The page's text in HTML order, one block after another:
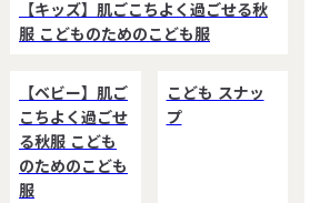
【キッズ】肌ごこちよく過ごせる秋
服 こどものためのこども服
【ベビー】肌ご
こちよく過ごせ
る秋服 こども
のためのこども
服
こども スナッ
プ